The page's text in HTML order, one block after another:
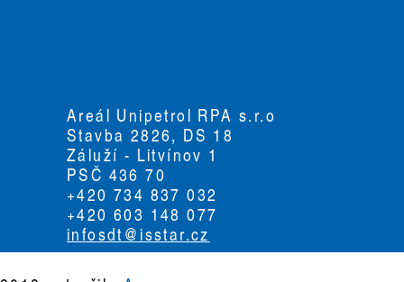
Areál Unipetrol RPA s.r.o
Stavba 2826, DS 18
Záluží - Litvínov 1
PSČ 436 70
+420 734 837 032
+420 603 148 077
infosdt@isstar.cz